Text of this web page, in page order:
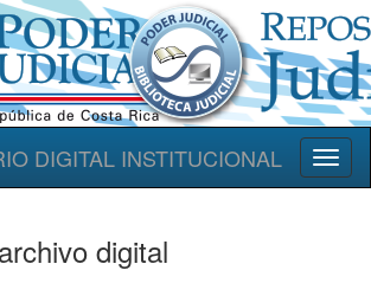
DIGITAL INSTITUCIONAL
digital